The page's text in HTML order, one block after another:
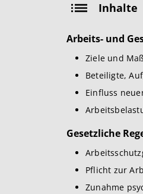
Inhalte
Arbeits- und
Ziele und
Beteiligte,
Einfluss
Gesetzliche
Pflicht zur
Zunahme